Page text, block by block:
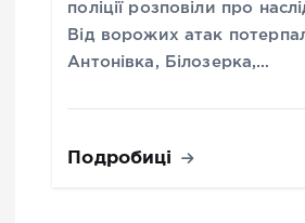
поліції розповіли про
Від ворожих атак
Антонівка, Білозерка,…
Подробиці